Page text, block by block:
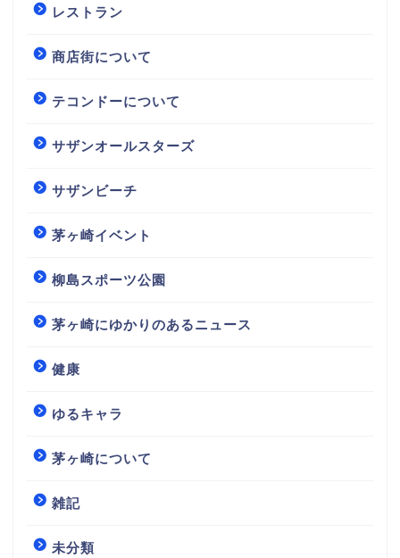
レストラン
商店街について
テコンドーについて
サザンオールスターズ
サザンビーチ
茅ヶ崎イベント
柳島スポーツ公園
茅ヶ崎にゆかりのあるニュース
健康
ゆるキャラ
茅ヶ崎について
雑記
未分類